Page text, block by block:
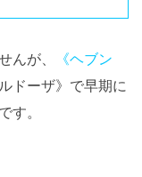
んが、
《ヘブン
ドーザ》で早期に
す。